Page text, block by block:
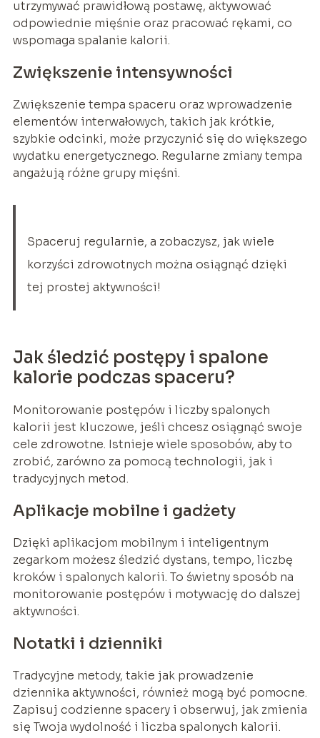
utrzymywać prawidłową postawę, aktywować
odpowiednie mięśnie oraz pracować rękami, co
wspomaga spalanie kalorii.
Zwiększenie intensywności
Zwiększenie tempa spaceru oraz wprowadzenie
elementów interwałowych, takich jak krótkie,
szybkie odcinki, może przyczynić się do większego
wydatku energetycznego. Regularne zmiany tempa
angażują różne grupy mięśni.
Spaceruj regularnie, a zobaczysz, jak wiele
korzyści zdrowotnych można osiągnąć dzięki
tej prostej aktywności!
Jak śledzić postępy i spalone
kalorie podczas spaceru?
Monitorowanie postępów i liczby spalonych
kalorii jest kluczowe, jeśli chcesz osiągnąć swoje
cele zdrowotne. Istnieje wiele sposobów, aby to
zrobić, zarówno za pomocą technologii, jak i
tradycyjnych metod.
Aplikacje mobilne i gadżety
Dzięki aplikacjom mobilnym i inteligentnym
zegarkom możesz śledzić dystans, tempo, liczbę
kroków i spalonych kalorii. To świetny sposób na
monitorowanie postępów i motywację do dalszej
aktywności.
Notatki i dzienniki
Tradycyjne metody, takie jak prowadzenie
dziennika aktywności, również mogą być pomocne.
Zapisuj codzienne spacery i obserwuj, jak zmienia
się Twoja wydolność i liczba spalonych kalorii.